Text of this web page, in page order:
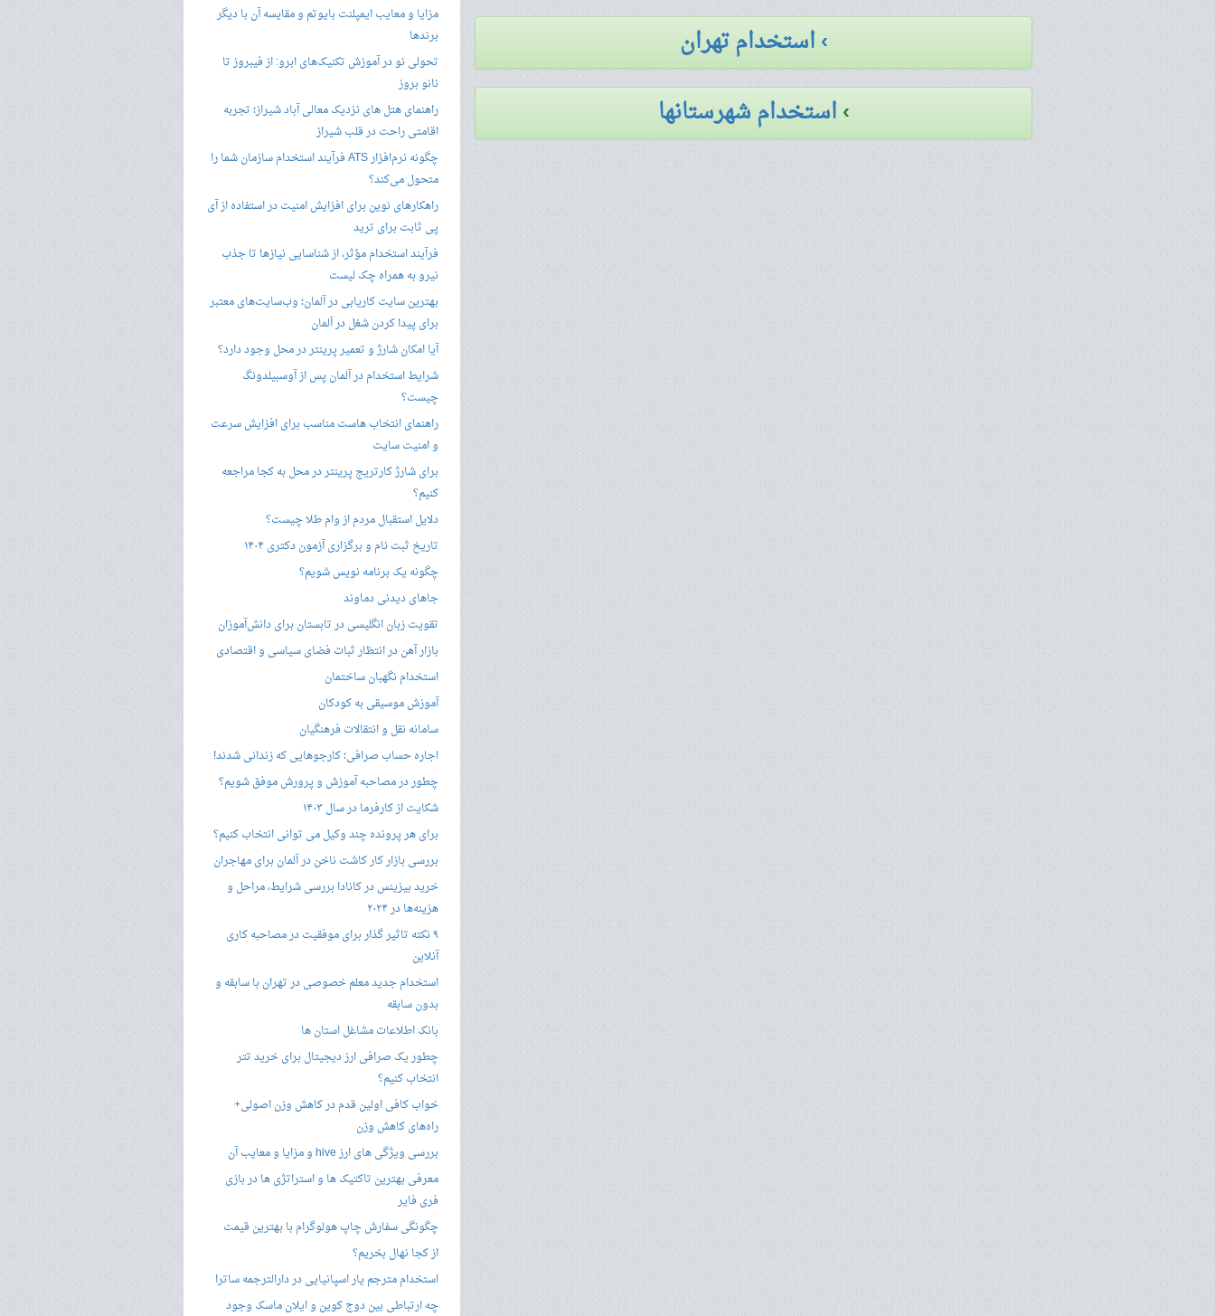
› استخدام تهران
›استخدام شهرستانها
مزایا و معایب ایمپلنت بایوتم و مقایسه آن با دیگر
برندها
تحولی نو در آموزش تکنیک‌های ابرو: از فیبروز تا
نانو بروز
راهنمای هتل های نزدیک معالی آباد شیراز؛ تجربه
اقامتی راحت در قلب شیراز
چگونه نرم‌افزار ATS فرآیند استخدام سازمان شما را
متحول می‌کند؟
راهکارهای نوین برای افزایش امنیت در استفاده از آی
پی ثابت برای ترید
فرآیند استخدام مؤثر، از شناسایی نیازها تا جذب
نیرو به همراه چک لیست
بهترین سایت کاریابی در آلمان؛ وب‌سایت‌های معتبر
برای پیدا کردن شغل در آلمان
آیا امکان شارژ و تعمیر پرینتر در محل وجود دارد؟
شرایط استخدام در آلمان پس از آوسبیلدونگ
چیست؟
راهنمای انتخاب هاست مناسب برای افزایش سرعت
و امنیت سایت
برای شارژ کارتریج پرینتر در محل به کجا مراجعه
کنیم؟
دلایل استقبال مردم از وام طلا چیست؟
تاریخ ثبت نام و برگزاری آزمون دکتری ۱۴۰۴
چگونه یک برنامه نویس شویم؟
جاهای دیدنی دماوند
تقویت زبان انگلیسی در تابستان برای دانش‌آموزان
بازار آهن در انتظار ثبات فضای سیاسی و اقتصادی
استخدام نگهبان ساختمان
آموزش موسیقی به کودکان
سامانه نقل و انتقالات فرهنگیان
اجاره حساب صرافی؛ کارجوهایی که زندانی شدند!
چطور در مصاحبه‌ آموزش و پرورش موفق شویم؟
شکایت از کارفرما در سال ۱۴۰۳
برای هر پرونده چند وکیل می توانی انتخاب کنیم؟
بررسی بازار کار کاشت ناخن در آلمان برای مهاجران
خرید بیزینس در کانادا بررسی شرایط، مراحل و
هزینه‌ها در ۲۰۲۴
۹ نکته تاثیر گذار برای موفقیت در مصاحبه کاری
آنلاین
استخدام جدید معلم خصوصی در تهران با سابقه و
بدون سابقه
بانک اطلاعات مشاغل استان ها
چطور یک صرافی ارز دیجیتال برای خرید تتر
انتخاب کنیم؟
خواب کافی اولین قدم در کاهش وزن اصولی+
راه‌های کاهش وزن
بررسی ویژگی های ارز hive و مزایا و معایب آن
معرفی بهترین تاکتیک ها و استراتژی ها در بازی
فری فایر
چگونگی سفارش چاپ هولوگرام با بهترین قیمت
از کجا نهال بخریم؟
استخدام مترجم یار اسپانیایی در دارالترجمه ساترا
چه ارتباطی بین دوج کوین و ایلان ماسک وجود